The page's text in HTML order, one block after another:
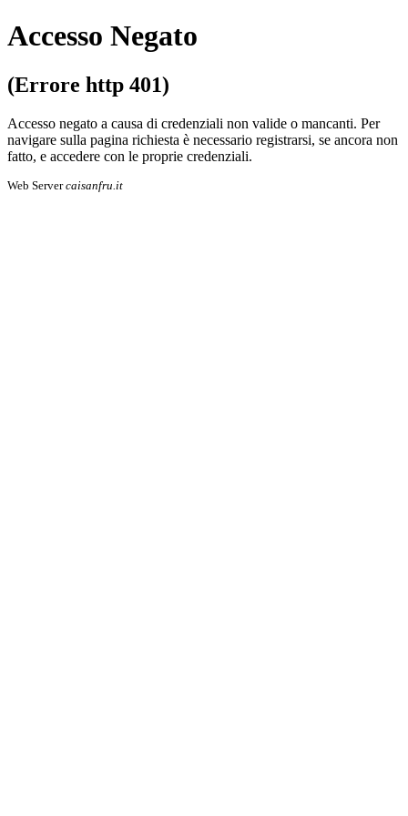
Accesso Negato
(Errore http 401)
Accesso negato a causa di credenziali non valide o mancanti. Per
navigare sulla pa­gi­na richiesta è necessario registrarsi, se an­co­ra non
fatto, e accedere con le proprie cre­den­zia­li.
Web Servercaisanfru.it